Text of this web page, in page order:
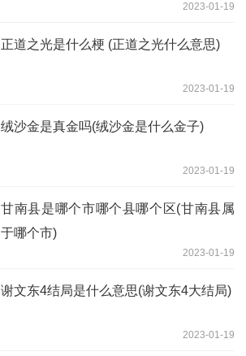
2023-01-19
正道之光是什么梗 (正道之光什么意思)
2023-01-19
绒沙金是真金吗(绒沙金是什么金子)
2023-01-19
甘南县是哪个市哪个县哪个区(甘南县属
于哪个市)
2023-01-19
谢文东4结局是什么意思(谢文东4大结局)
2023-01-19